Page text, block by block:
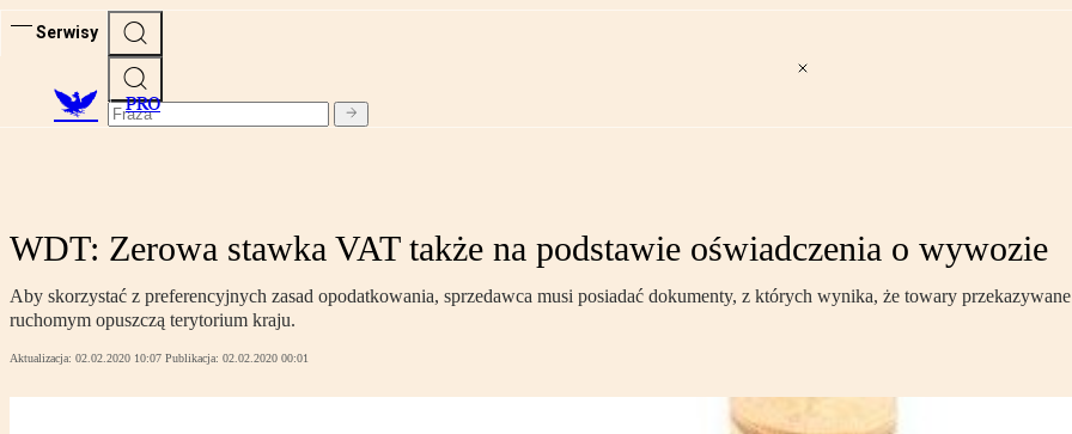
Serwisy
PRO
WDT: Zerowa stawka VAT także na podstawie oświadczenia o wywozie
Aby skorzystać z preferencyjnych zasad opodatkowania, sprzedawca musi posiadać dokumenty, z których wynika, że towary
ruchomym opuszczą terytorium kraju.
Aktualizacja: 02.02.2020 10:07 Publikacja: 02.02.2020 00:01